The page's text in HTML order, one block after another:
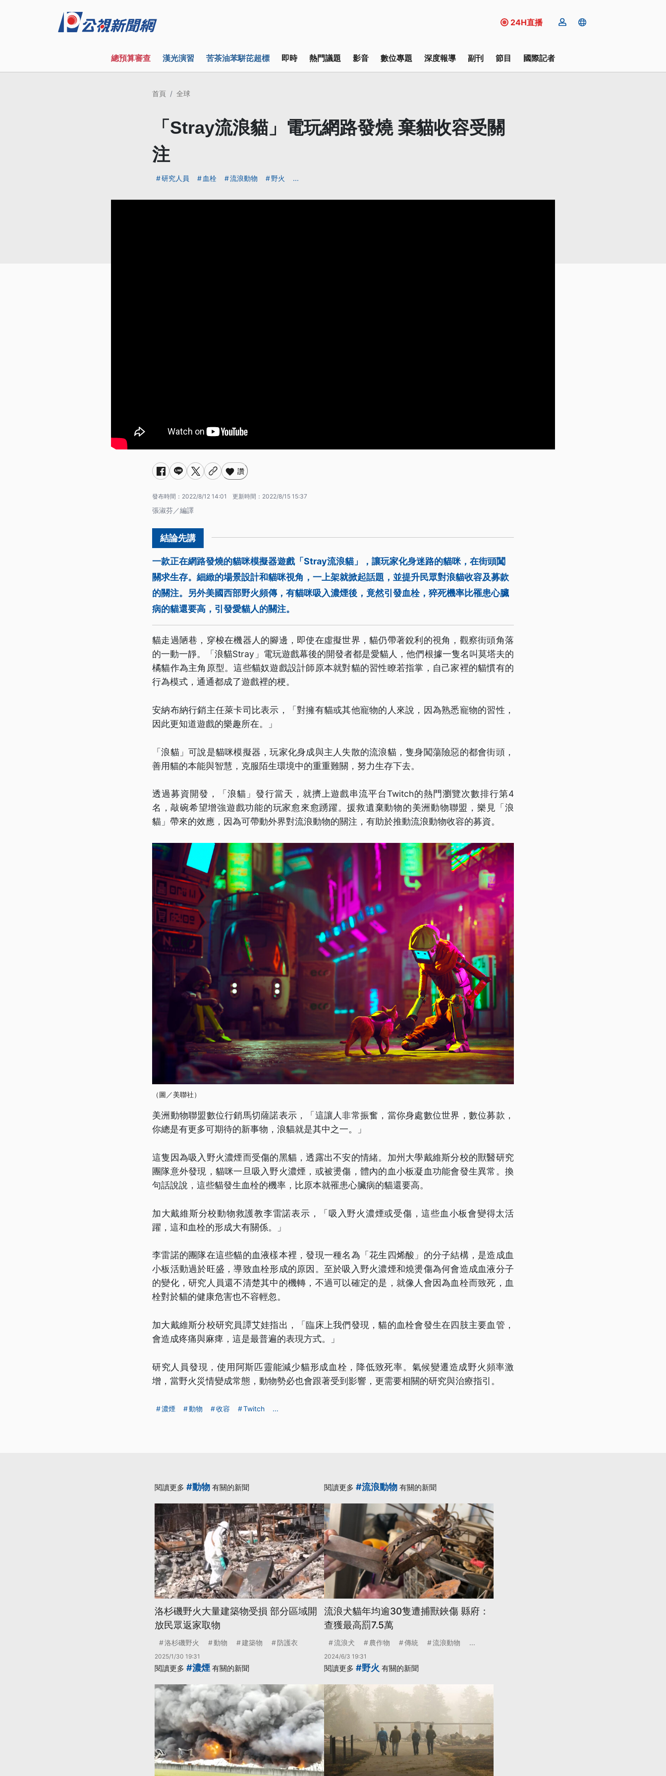
24H直播
總預算審查 漢光演習 苦茶油苯駢芘超標 即時 熱門議題 影音 數位專題 深度報導 副刊 節目 國際記者
首頁 全球
「Stray流浪貓」電玩網路發燒 棄貓收容受關
注
研究人員 血栓 流浪動物 野火 ...
讚
發布時間： 2022/8/12 14:01 更新時間： 2022/8/15 15:37
張淑芬／編譯
一款正在網路發燒的貓咪模擬器遊戲「Stray流浪貓」，讓玩家化身迷路的貓咪，在街頭闖
關求生存。細緻的場景設計和貓咪視角，一上架就掀起話題，並提升民眾對浪貓收容及募款
的關注。另外美國西部野火頻傳，有貓咪吸入濃煙後，竟然引發血栓，猝死機率比罹患心臟
病的貓還要高，引發愛貓人的關注。
貓走過陋巷，穿梭在機器人的腳邊，即使在虛擬世界，貓仍帶著銳利的視角，觀察街頭角落
的一動一靜。「浪貓Stray」電玩遊戲幕後的開發者都是愛貓人，他們根據一隻名叫莫塔夫的
橘貓作為主角原型。這些貓奴遊戲設計師原本就對貓的習性瞭若指掌，自己家裡的貓慣有的
行為模式，通通都成了遊戲裡的梗。
安納布納行銷主任萊卡司比表示，「對擁有貓或其他寵物的人來說，因為熟悉寵物的習性，
因此更知道遊戲的樂趣所在。」
「浪貓」可說是貓咪模擬器，玩家化身成與主人失散的流浪貓，隻身闖蕩險惡的都會街頭，
善用貓的本能與智慧，克服陌生環境中的重重難關，努力生存下去。
透過募資開發，「浪貓」發行當天，就擠上遊戲串流平台Twitch的熱門瀏覽次數排行第4
名，敲碗希望增強遊戲功能的玩家愈來愈踴躍。援救遺棄動物的美洲動物聯盟，樂見「浪
貓」帶來的效應，因為可帶動外界對流浪動物的關注，有助於推動流浪動物收容的募資。
（圖／美聯社）
美洲動物聯盟數位行銷馬切薩諾表示，「這讓人非常振奮，當你身處數位世界，數位募款，
你總是有更多可期待的新事物，浪貓就是其中之一。」
這隻因為吸入野火濃煙而受傷的黑貓，透露出不安的情緒。加州大學戴維斯分校的獸醫研究
團隊意外發現，貓咪一旦吸入野火濃煙，或被燙傷，體內的血小板凝血功能會發生異常。換
句話說說，這些貓發生血栓的機率，比原本就罹患心臟病的貓還要高。
加大戴維斯分校動物救護教李雷諾表示，「吸入野火濃煙或受傷，這些血小板會變得太活
躍，這和血栓的形成大有關係。」
李雷諾的團隊在這些貓的血液樣本裡，發現一種名為「花生四烯酸」的分子結構，是造成血
小板活動過於旺盛，導致血栓形成的原因。至於吸入野火濃煙和燒燙傷為何會造成血液分子
的變化，研究人員還不清楚其中的機轉，不過可以確定的是，就像人會因為血栓而致死，血
栓對於貓的健康危害也不容輕忽。
加大戴維斯分校研究員譚艾娃指出，「臨床上我們發現，貓的血栓會發生在四肢主要血管，
會造成疼痛與麻痺，這是最普遍的表現方式。」
研究人員發現，使用阿斯匹靈能減少貓形成血栓，降低致死率。氣候變遷造成野火頻率激
增，當野火災情變成常態，動物勢必也會跟著受到影響，更需要相關的研究與治療指引。
濃煙 動物 收容 Twitch ...
閱讀更多 #動物 有關的新聞
洛杉磯野火大量建築物受損 部分區域開
放民眾返家取物
洛杉磯野火 動物 建築物 防護衣
2025/1/30 19:31
閱讀更多 #流浪動物 有關的新聞
流浪犬貓年均逾30隻遭捕獸鋏傷 縣府：
查獲最高罰7.5萬
流浪犬 農作物 傳統 流浪動物 ...
2024/6/3 19:31
閱讀更多 #濃煙 有關的新聞 閱讀更多 #野火 有關的新聞